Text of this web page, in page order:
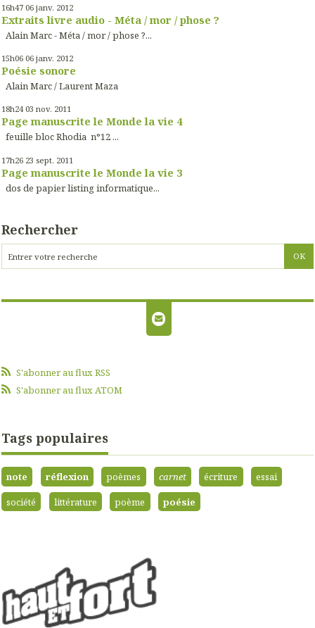
16h47 06 janv. 2012
Extraits livre audio - Méta / mor / phose ?
Alain Marc - Méta / mor / phose ?...
15h06 06 janv. 2012
Poésie sonore
Alain Marc / Laurent Maza
18h24 03 nov. 2011
Page manuscrite le Monde la vie 4
feuille bloc Rhodia n°12 ...
17h26 23 sept. 2011
Page manuscrite le Monde la vie 3
dos de papier listing informatique...
Rechercher
S'abonner au flux RSS
S'abonner au flux ATOM
Tags populaires
note réflexion poèmes carnet écriture
essai
société
littérature poème poésie